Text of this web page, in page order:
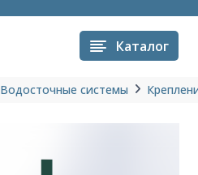
Каталог
Водосточные системы